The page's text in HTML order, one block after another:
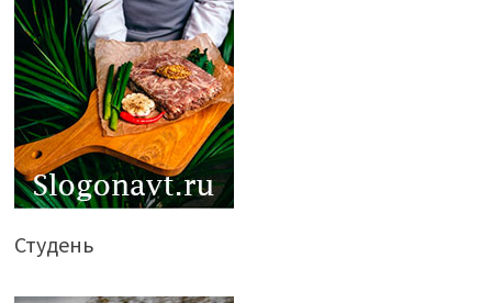
Студень